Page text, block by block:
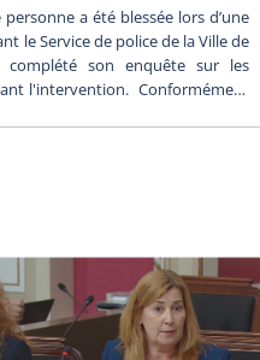
a été blessée lors d’une
le Service de police de la Ville de
complété son enquête sur les
l'intervention. Conformément
Le rapport soumis au DPCP
des composantes de
les déclarations des témoins et
ainsi que la preuve
les expertises s’y rattachant. Ces